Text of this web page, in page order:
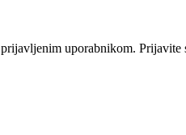
uporabnikom.